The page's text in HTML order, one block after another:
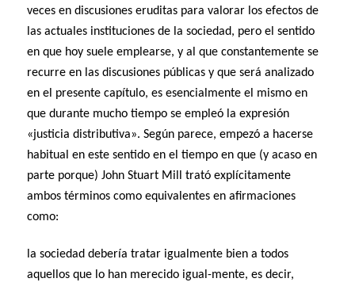
veces en discusiones eruditas para valorar los efectos de
las actuales instituciones de la sociedad, pero el sentido
en que hoy suele emplearse, y al que constantemente se
recurre en las discusiones públicas y que será analizado
en el presente capítulo, es esencialmente el mismo en
que durante mucho tiempo se empleó la expresión
«justicia distributiva». Según parece, empezó a hacerse
habitual en este sentido en el tiempo en que (y acaso en
parte porque) John Stuart Mill trató explícitamente
ambos términos como equivalentes en afirmaciones
como:
la sociedad debería tratar igualmente bien a todos
aquellos que lo han merecido igual-mente, es decir,